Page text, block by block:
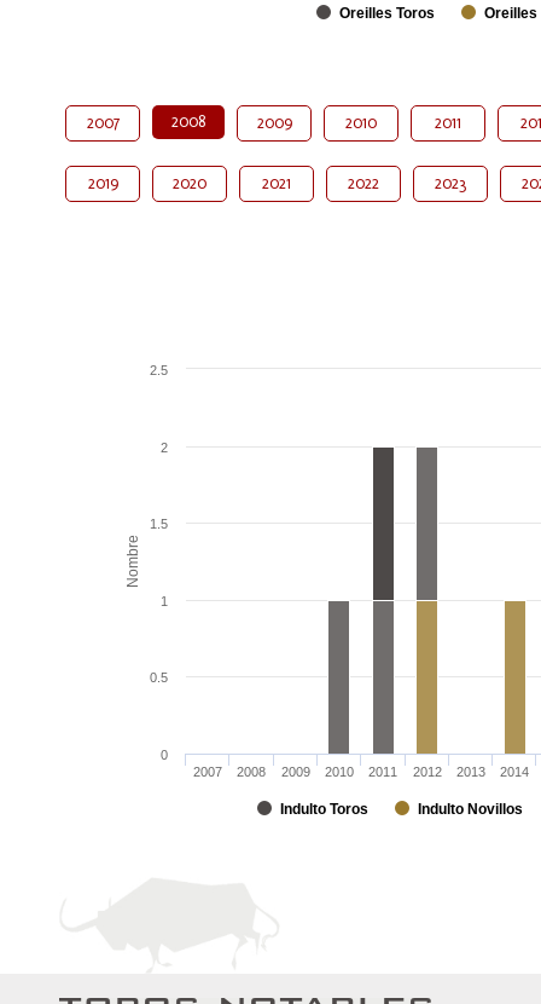
Oreilles Toros Oreilles
2007 2008 2009 2010 2011
2019 2020 2021 2022 2023
Nombre
Indulto Toros Indulto Novillos
2007 2008 2009 2010 2011 2012 2013 2014
0
0.5
1
1.5
2
2.5